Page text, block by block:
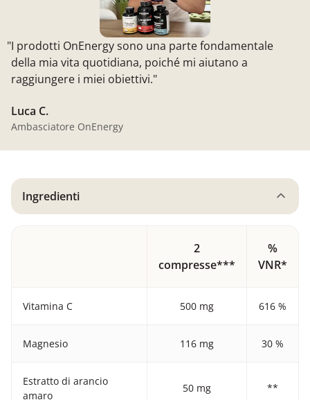
"I prodotti OnEnergy sono una parte fondamentale
della mia vita quotidiana, poiché mi aiutano a
raggiungere i miei obiettivi."
Luca C.
Ambasciatore OnEnergy
Ingredienti
2
compresse***
%
VNR*
Vitamina C 500 mg 616 %
Magnesio 116 mg 30 %
Estratto di arancio
amaro
50 mg **